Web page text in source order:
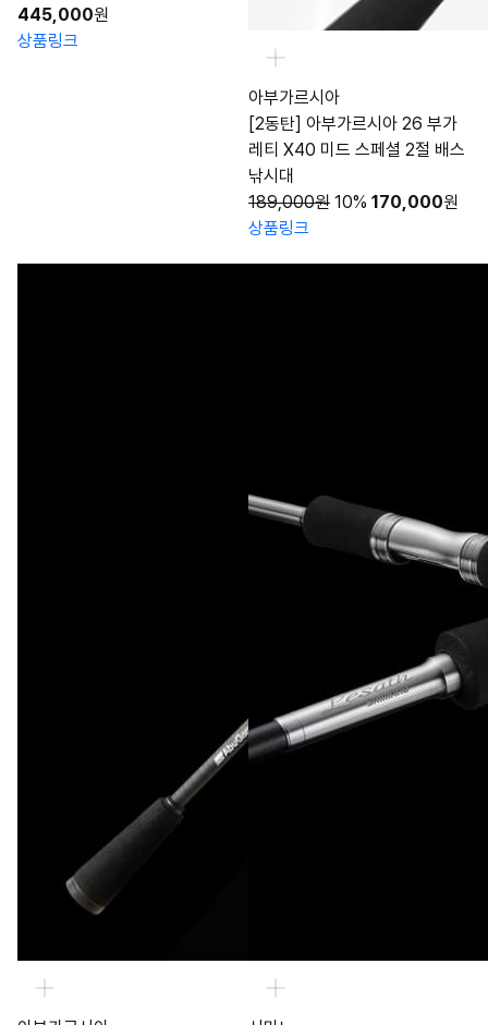
445,000원
상품링크
아부가르시아
[2동탄] 아부가르시아 26 부가
레티 X40 미드 스페셜 2절 배스
낚시대
189,000원 10% 170,000원
상품링크